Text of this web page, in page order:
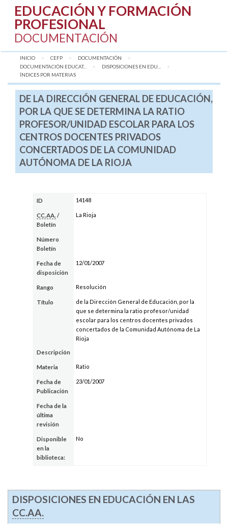
EDUCACIÓN Y FORMACIÓN
PROFESIONAL
DOCUMENTACIÓN
INICIO CEFP
DOCUMENTACIÓN
DOCUMENTACIÓN EDUCAT...
DISPOSICIONES EN EDU...
AQUÍ:
ÍNDICES POR MATERIAS
DE LA DIRECCIÓN GENERAL DE EDUCACIÓN,
POR LA QUE SE DETERMINA LA RATIO
PROFESOR/UNIDAD ESCOLAR PARA LOS
CENTROS DOCENTES PRIVADOS
CONCERTADOS DE LA COMUNIDAD
AUTÓNOMA DE LA RIOJA
ID 14148
CC.AA. /
Boletín
La Rioja
Número
Boletín
Fecha de
disposición
12/01/2007
Rango Resolución
Título
de la Dirección General de Educación, por la
que se determina la ratio profesor/unidad
escolar para los centros docentes privados
concertados de la Comunidad Autónoma de La
Rioja
Descripción
Materia Ratio
Fecha de
Publicación
23/01/2007
Fecha de la
última
revisión
Disponible
en la
biblioteca:
No
DISPOSICIONES EN EDUCACIÓN EN LAS
CC.AA.